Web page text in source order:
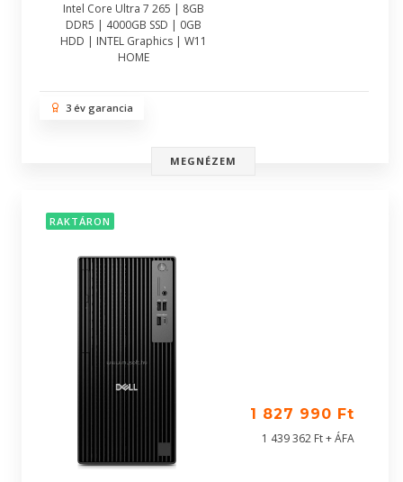
Intel Core Ultra 7 265 | 8GB
DDR5 | 4000GB SSD | 0GB
HDD | INTEL Graphics | W11
HOME
3 év garancia
MEGNÉZEM
RAKTÁRON
1 827 990 Ft
1 439 362 Ft + ÁFA